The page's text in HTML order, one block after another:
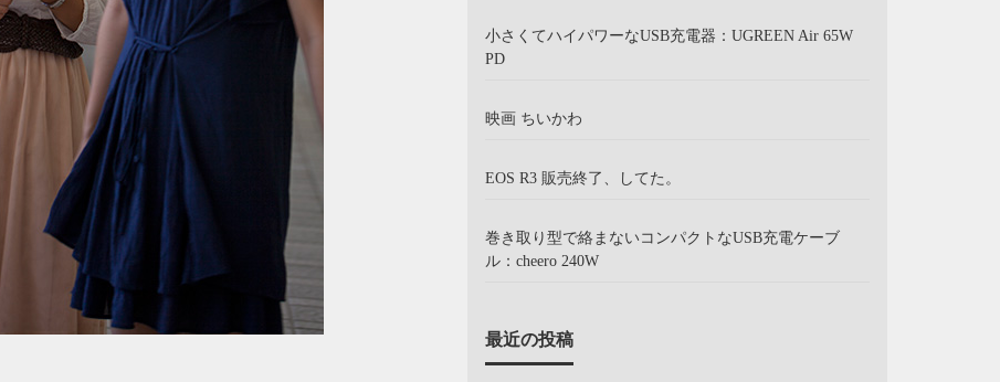
小さくてハイパワーなUSB充電器：UGREEN Air 65W
PD
映画 ちいかわ
EOS R3 販売終了、してた。
巻き取り型で絡まないコンパクトなUSB充電ケーブ
ル：cheero 240W
最近の投稿